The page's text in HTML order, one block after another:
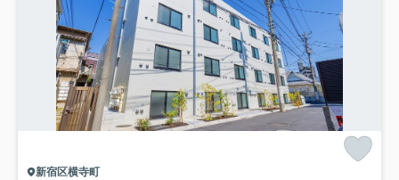
新宿区横寺町